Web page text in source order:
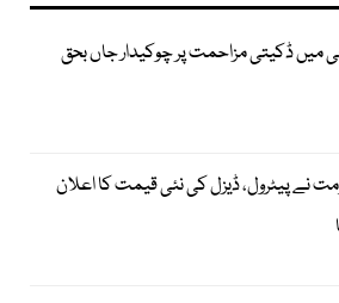
میں ڈکیتی مزاحمت پر چوکیدار جاں بحق
نے پیٹرول، ڈیزل کی نئی قیمت کا اعلان